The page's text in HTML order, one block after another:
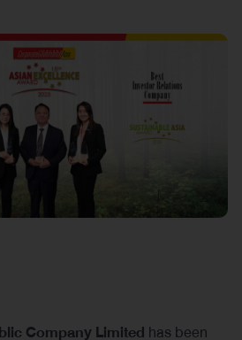
Company Limited has been